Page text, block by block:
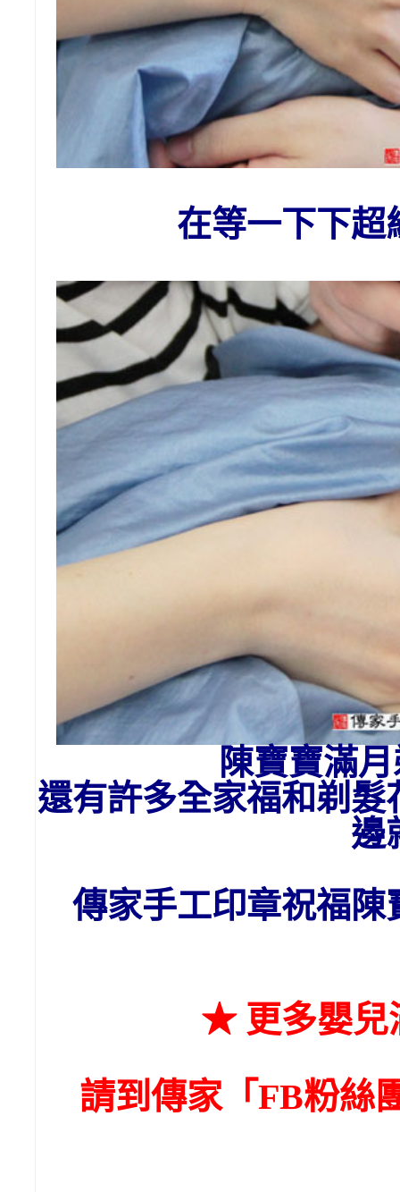
在等一下下超
陳寶寶滿
還有許多全家福和剃
邊
傳家手工印章祝福陳
★ 更多嬰兒
請到傳家「FB粉絲